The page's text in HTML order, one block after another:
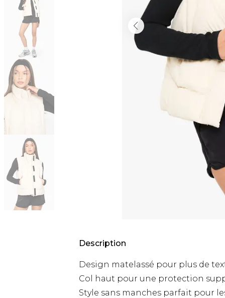
Description
Design matelassé pour plus de
Col haut pour une protection
Style sans manches parfait pour